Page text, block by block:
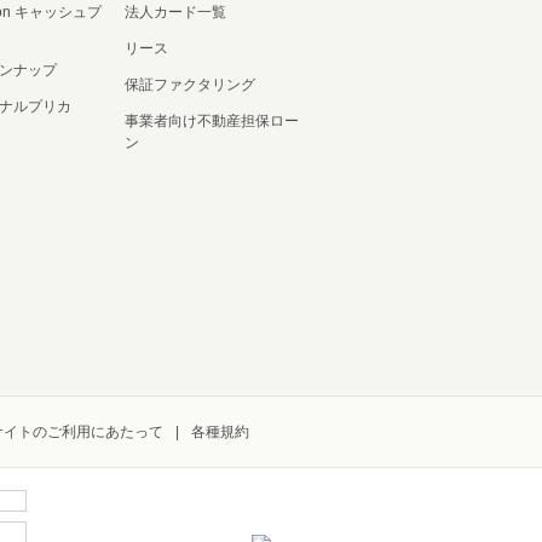
キャッシュプ
ナップ
ルプリカ
法人カード一覧
リース
保証ファクタリング
事業者向け不動産担保ロー
ン
イトのご利用にあたって 各種規約